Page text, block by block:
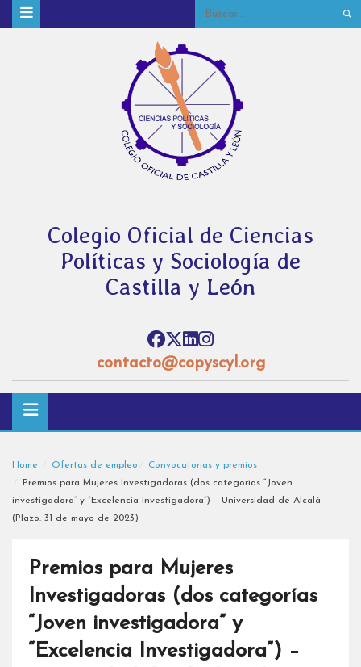
Colegio Oficial de Ciencias
Políticas y Sociología de
Castilla y León
contacto@copyscyl.org
Home Ofertas de empleo
Convocatorias y premios
Premios para Mujeres Investigadoras (dos categorías “Joven
investigadora” y “Excelencia Investigadora”) – Universidad de Alcalá
(Plazo: 31 de mayo de 2023)
Premios para Mujeres
Investigadoras (dos categorías
“Joven investigadora” y
“Excelencia Investigadora”) –